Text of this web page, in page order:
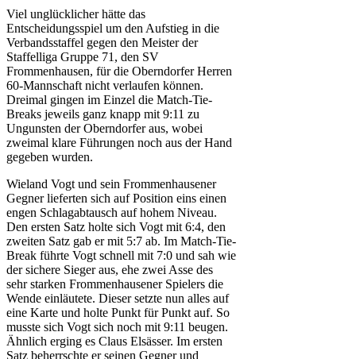
Viel unglücklicher hätte das
Entscheidungsspiel um den Aufstieg in die
Verbandsstaffel gegen den Meister der
Staffelliga Gruppe 71, den SV
Frommenhausen, für die Oberndorfer Herren
60-Mannschaft nicht verlaufen können.
Dreimal gingen im Einzel die Match-Tie-
Breaks jeweils ganz knapp mit 9:11 zu
Ungunsten der Oberndorfer aus, wobei
zweimal klare Führungen noch aus der Hand
gegeben wurden.
Wieland Vogt und sein Frommenhausener
Gegner lieferten sich auf Position eins einen
engen Schlagabtausch auf hohem Niveau.
Den ersten Satz holte sich Vogt mit 6:4, den
zweiten Satz gab er mit 5:7 ab. Im Match-Tie-
Break führte Vogt schnell mit 7:0 und sah wie
der sichere Sieger aus, ehe zwei Asse des
sehr starken Frommenhausener Spielers die
Wende einläutete. Dieser setzte nun alles auf
eine Karte und holte Punkt für Punkt auf. So
musste sich Vogt sich noch mit 9:11 beugen.
Ähnlich erging es Claus Elsässer. Im ersten
Satz beherrschte er seinen Gegner und